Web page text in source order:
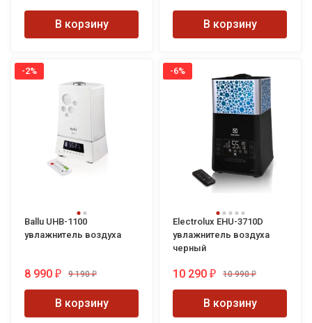
В корзину В корзину
-2%
Ballu UHB-1100
увлажнитель воздуха
8 990 ₽ 9 190 ₽
В корзину
-6%
Electrolux EHU-3710D
увлажнитель воздуха
черный
10 290 ₽ 10 990 ₽
В корзину